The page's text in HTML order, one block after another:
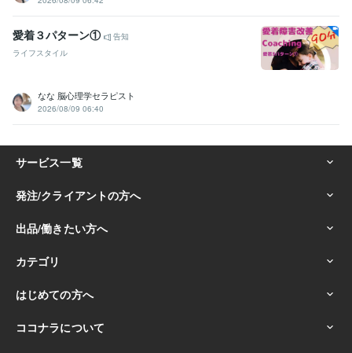
愛着３パターン①
告知
ライフスタイル
なな 脳心理学セラピスト
2026/08/09 06:40